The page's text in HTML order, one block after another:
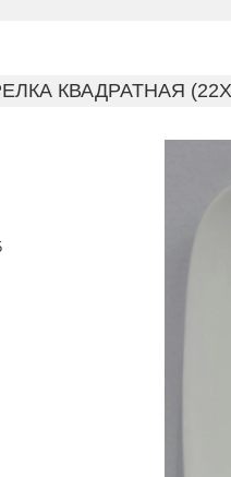
КВАДРАТНАЯ